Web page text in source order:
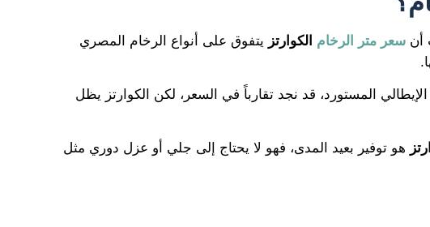
أن سعر متر الرخام الكوارتز يتفوق على أنواع الرخام المصري
المستورد، قد نجد تقارباً في السعر، لكن الكوارتز يظل
هو توفير بعيد المدى، فهو لا يحتاج إلى جلي أو عزل دوري مثل